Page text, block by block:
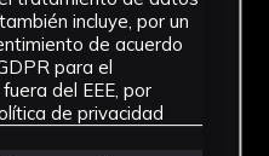
incluye, por un
de acuerdo
para el
del EEE, por
de privacidad